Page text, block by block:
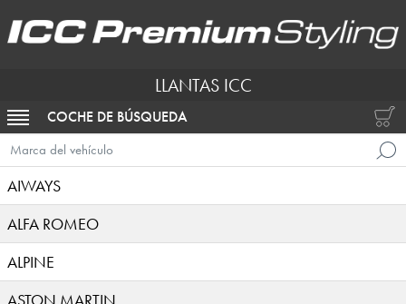
LLANTAS ICC
ACTIVAR NAVEGACIÓN
COCHE DE BÚSQUEDA
Marca del vehículo
AIWAYS
ALFA ROMEO
ALPINE